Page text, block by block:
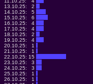
13.10.25:
2
14.10.25:
5
15.10.25:
6
16.10.25:
4
17.10.25:
4
18.10.25:
2
19.10.25:
4
20.10.25:
1
21.10.25:
1
22.10.25: 15
23.10.25:
3
24.10.25:
3
25.10.25:
1
26.10.25:
1